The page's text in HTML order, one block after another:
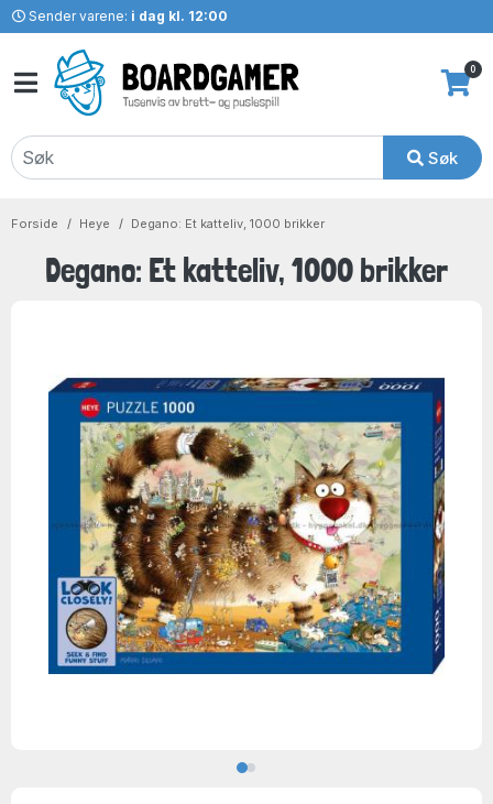
Sender varene: i dag kl. 12:00
Søk
0
Forside Heye Degano: Et katteliv, 1000 brikker
Degano: Et katteliv, 1000 brikker